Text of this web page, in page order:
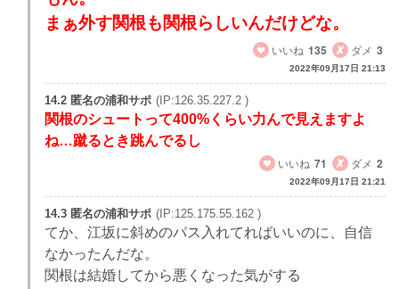
まぁ外す関根も関根らしいんだけどな。
いいね 135 ダメ 3
2022年09月17日 21:13
14.2 匿名の浦和サポ (IP:126.35.227.2 )
関根のシュートって400%くらい力んで見えますよ
ね…蹴るとき跳んでるし
いいね 71 ダメ 2
2022年09月17日 21:21
14.3 匿名の浦和サポ (IP:125.175.55.162 )
てか、江坂に斜めのパス入れてればいいのに、自信
なかったんだな。
関根は結婚してから悪くなった気がする